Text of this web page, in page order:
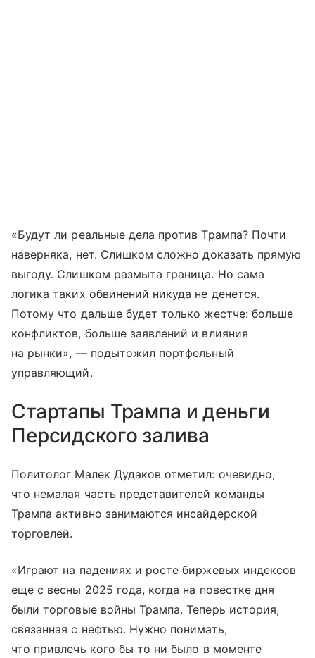
«Будут ли реальные дела против Трампа? Почти
наверняка, нет. Слишком сложно доказать прямую
выгоду. Слишком размыта граница. Но сама
логика таких обвинений никуда не денется.
Потому что дальше будет только жестче: больше
конфликтов, больше заявлений и влияния
на рынки», — подытожил портфельный
управляющий.
Стартапы Трампа и деньги
Персидского залива
Политолог Малек Дудаков отметил: очевидно,
что немалая часть представителей команды
Трампа активно занимаются инсайдерской
торговлей.
«Играют на падениях и росте биржевых индексов
еще с весны 2025 года, когда на повестке дня
были торговые войны Трампа. Теперь история,
связанная с нефтью. Нужно понимать,
что привлечь кого бы то ни было в моменте